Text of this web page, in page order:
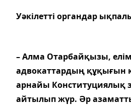
Уәкілетті органдар
– Алма Отарбайқызы,
адвокаттардың құқығын
арнайы Конституциялық
айтылып жүр. Әр